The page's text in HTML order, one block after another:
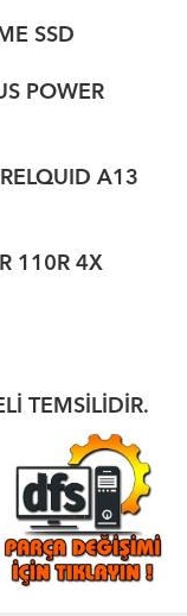
SSD
A13
4X